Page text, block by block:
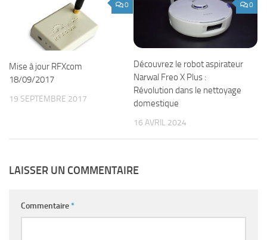
0
Mise à jour RFXcom
18/09/2017
19 SEPTEMBRE 2017
0
Découvrez le robot aspirateur
Narwal Freo X Plus :
Révolution dans le nettoyage
domestique
16 AVRIL 2024
LAISSER UN COMMENTAIRE
Commentaire*